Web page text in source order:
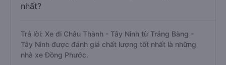
nhất?
Trả lời: Xe đi Châu Thành - Tây Ninh từ Trảng Bàng -
Tây Ninh được đánh giá chất lượng tốt nhất là những
nhà xe Đồng Phước.